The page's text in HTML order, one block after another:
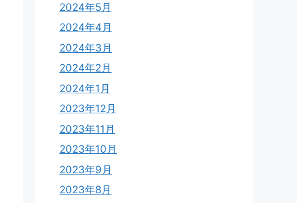
2024年5月
2024年4月
2024年3月
2024年2月
2024年1月
2023年12月
2023年11月
2023年10月
2023年9月
2023年8月